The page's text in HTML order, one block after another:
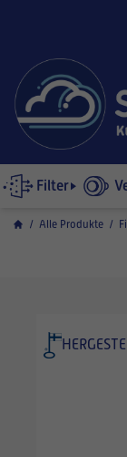
Filter
/ Alle Produkte /